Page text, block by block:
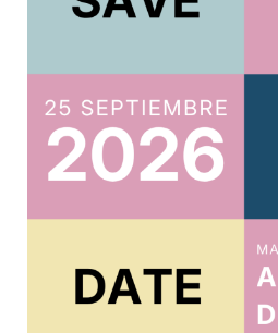
Implicaciones éticas de
settlements y los
22 de diciembre de 2020
SOME ETHICAL ISSUES IN LIFE
VIATICAL SETTLEMENTS
LOS LIFE SETTLEMENTS Y LOS
Jorge de Andrés-Sánchez